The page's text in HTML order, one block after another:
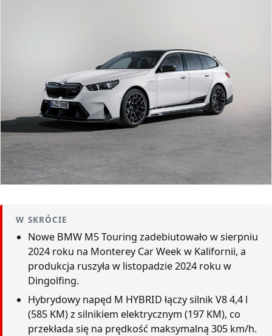
W SKRÓCIE
Nowe BMW M5 Touring zadebiutowało w sierpniu
2024 roku na Monterey Car Week w Kalifornii, a
produkcja ruszyła w listopadzie 2024 roku w
Dingolfing.
Hybrydowy napęd M HYBRID łączy silnik V8 4,4 l
(585 KM) z silnikiem elektrycznym (197 KM), co
przekłada się na prędkość maksymalną 305 km/h.